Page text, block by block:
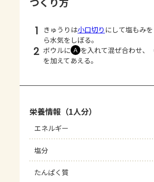
1 きゅうりは小口切り にして塩もみ
ら水気をしぼる。
2 ボウルに Ａ を入れて混ぜ合わせ、
を加えてあえる。
栄養情報（1人分）
エネルギー
塩分
たんぱく質